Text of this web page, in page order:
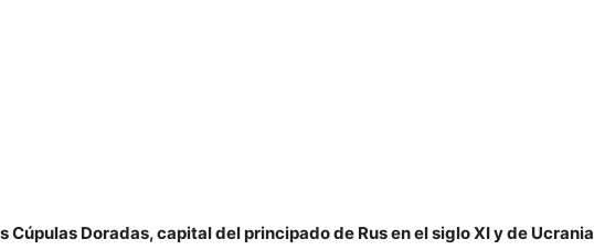
Cúpulas Doradas, capital del principado de Rus en el siglo XI y de Ucrania